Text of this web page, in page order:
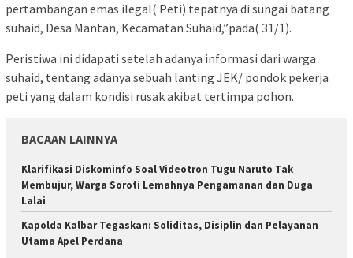
pertambangan emas ilegal( Peti) tepatnya di sungai batang
suhaid, Desa Mantan, Kecamatan Suhaid,”pada( 31/1).
Peristiwa ini didapati setelah adanya informasi dari warga
suhaid, tentang adanya sebuah lanting JEK/ pondok pekerja
peti yang dalam kondisi rusak akibat tertimpa pohon.
BACAAN LAINNYA
Klarifikasi Diskominfo Soal Videotron Tugu Naruto Tak
Membujur, Warga Soroti Lemahnya Pengamanan dan Duga
Lalai
Kapolda Kalbar Tegaskan: Soliditas, Disiplin dan Pelayanan
Utama Apel Perdana